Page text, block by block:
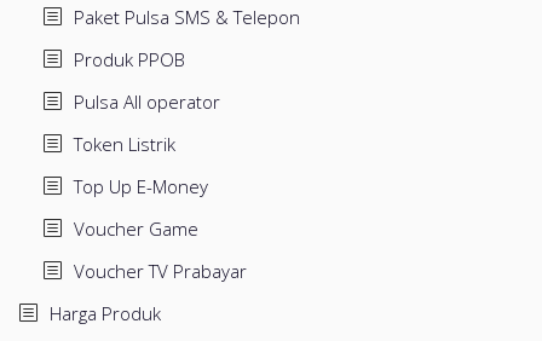
Paket Pulsa SMS & Telepon
Produk PPOB
Pulsa All operator
Token Listrik
Top Up E-Money
Voucher Game
Voucher TV Prabayar
Harga Produk